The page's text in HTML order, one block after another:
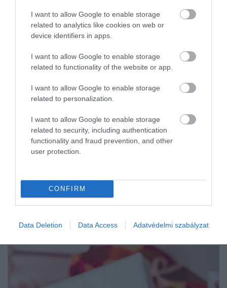
I want to allow Google to enable storage
related to analytics like cookies on web or
device identifiers in apps.
I want to allow Google to enable storage
related to functionality of the website or app.
I want to allow Google to enable storage
related to personalization.
I want to allow Google to enable storage
related to security, including authentication
functionality and fraud prevention, and other
user protection.
CONFIRM
Data Deletion Data Access Adatvédelmi szabályzat
Az elektromos autók iránti érdeklődés
világszerte rohamosan növekszik, ahogy a
környezettudatosság, a technológiai
fejlődés és az emelkedő üzemanyagárak
egyre több vásárlót terelnek a
egyértelműen átalakulóban van – és a
jövő egyre inkább tűnik…
Ezeket az e-autókat szeretjük
itthon leginkább